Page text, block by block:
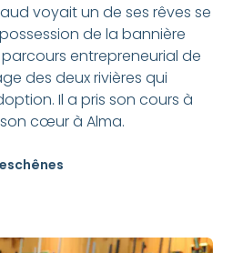
voyait un de ses rêves se
de la bannière
parcours entrepreneurial de
des deux rivières qui
Il a pris son cours à
cœur à Alma.